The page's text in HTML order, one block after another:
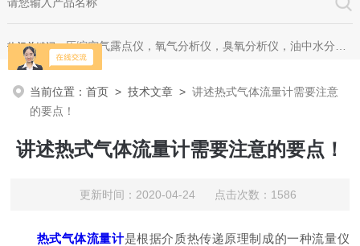
热门关键词：压缩空气露点仪，氧气分析仪，臭氧分析仪，油中水分析仪，超声波测漏仪。
当前位置：首页 >技术文章 >讲述热式气体流量计需要注意
的要点！
讲述热式气体流量计需要注意的要点！
更新时间：2020-04-24 点击次数：1586
热式气体流量计是根据介质热传递原理制成的一种流量仪